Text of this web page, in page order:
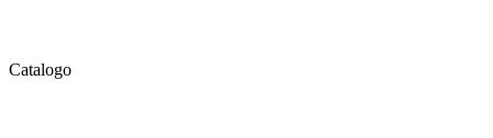
Catalogo